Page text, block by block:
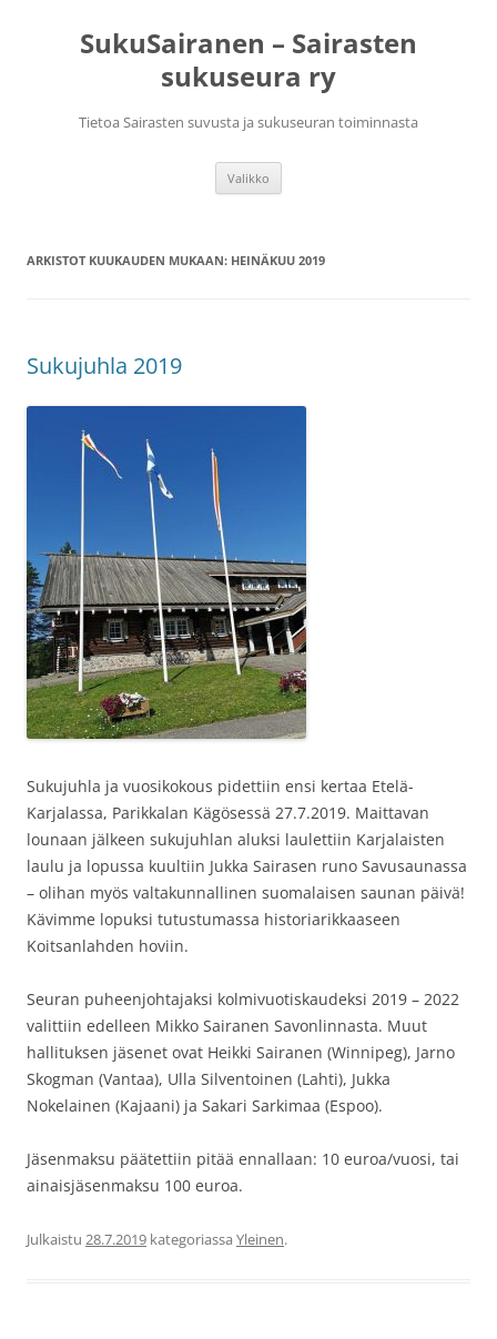
SukuSairanen – Sairasten
sukuseura ry
Tietoa Sairasten suvusta ja sukuseuran toiminnasta
Valikko
ARKISTOT KUUKAUDEN MUKAAN: HEINÄKUU 2019
Sukujuhla 2019
Sukujuhla ja vuosikokous pidettiin ensi kertaa Etelä-
Karjalassa, Parikkalan Kägösessä 27.7.2019. Maittavan
lounaan jälkeen sukujuhlan aluksi laulettiin Karjalaisten
laulu ja lopussa kuultiin Jukka Sairasen runo Savusaunassa
– olihan myös valtakunnallinen suomalaisen saunan päivä!
Kävimme lopuksi tutustumassa historiarikkaaseen
Koitsanlahden hoviin.
Seuran puheenjohtajaksi kolmivuotiskaudeksi 2019 – 2022
valittiin edelleen Mikko Sairanen Savonlinnasta. Muut
hallituksen jäsenet ovat Heikki Sairanen (Winnipeg), Jarno
Skogman (Vantaa), Ulla Silventoinen (Lahti), Jukka
Nokelainen (Kajaani) ja Sakari Sarkimaa (Espoo).
Jäsenmaksu päätettiin pitää ennallaan: 10 euroa/vuosi, tai
ainaisjäsenmaksu 100 euroa.
Julkaistu 28.7.2019 kategoriassa Yleinen.